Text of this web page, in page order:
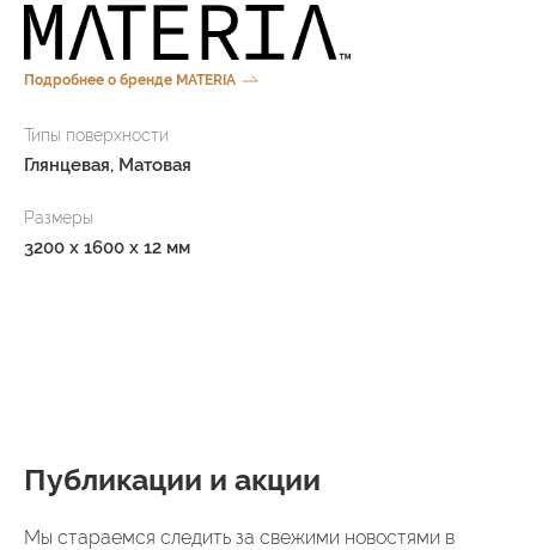
Подробнее о бренде MATERIA
Типы поверхности
Глянцевая, Матовая
Размеры
3200 x 1600 x 12 мм
Публикации и акции
Мы стараемся следить за свежими новостями в